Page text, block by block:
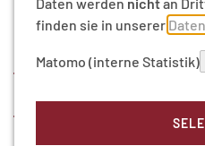
Wert der
finden sie in unserer
Matomo (interne Statistik)